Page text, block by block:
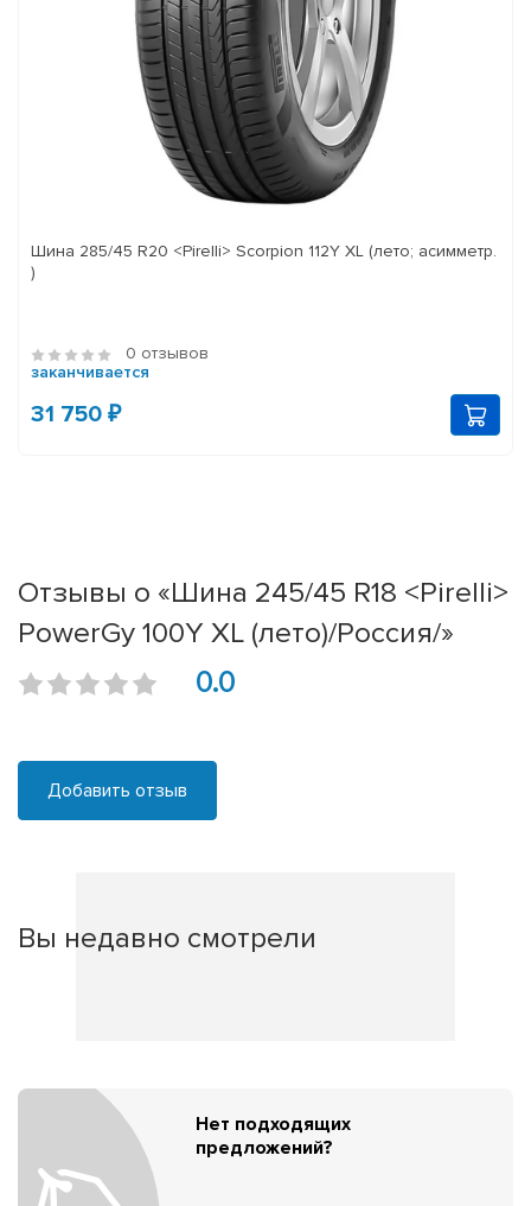
Шина 285/45 R20 <Pirelli> Scorpion 112Y XL (лето; асимметр.
)
0 отзывов
заканчивается
31 750 ₽
Отзывы о «Шина 245/45 R18 <Pirelli>
PowerGy 100Y XL (лето)/Россия/»
0.0
Добавить отзыв
Вы недавно смотрели
Нет подходящих
предложений?